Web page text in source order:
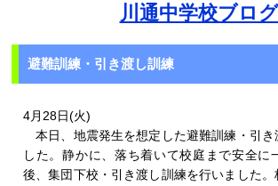
川通中学校ブログ
避難訓練・引き渡し訓練
4月28日(火)
本日、地震発生を想定した避難訓練・引き
した。静かに、落ち着いて校庭まで安全に
後、集団下校・引き渡し訓練を行いました